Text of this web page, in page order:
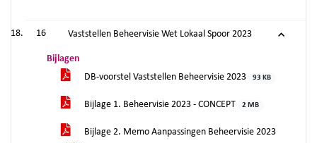
16 Vaststellen Beheervisie Wet Lokaal Spoor 2023
Bijlagen
DB-voorstel Vaststellen Beheervisie 2023
93 KB
Bijlage 1. Beheervisie 2023 - CONCEPT 2 MB
Bijlage 2. Memo Aanpassingen Beheervisie 2023